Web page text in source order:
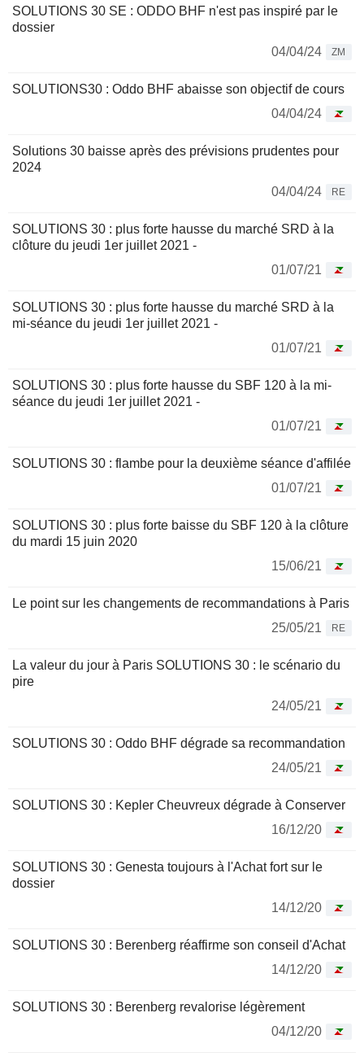
SOLUTIONS 30 SE : ODDO BHF n'est pas inspiré par le
dossier
04/04/24
ZM
SOLUTIONS30 : Oddo BHF abaisse son objectif de cours
04/04/24
Solutions 30 baisse après des prévisions prudentes pour
2024
04/04/24
RE
SOLUTIONS 30 : plus forte hausse du marché SRD à la
clôture du jeudi 1er juillet 2021 -
01/07/21
SOLUTIONS 30 : plus forte hausse du marché SRD à la
mi-séance du jeudi 1er juillet 2021 -
01/07/21
SOLUTIONS 30 : plus forte hausse du SBF 120 à la mi-
séance du jeudi 1er juillet 2021 -
01/07/21
SOLUTIONS 30 : flambe pour la deuxième séance d'affilée
01/07/21
SOLUTIONS 30 : plus forte baisse du SBF 120 à la clôture
du mardi 15 juin 2020
15/06/21
Le point sur les changements de recommandations à Paris
25/05/21
RE
La valeur du jour à Paris SOLUTIONS 30 : le scénario du
pire
24/05/21
SOLUTIONS 30 : Oddo BHF dégrade sa recommandation
24/05/21
SOLUTIONS 30 : Kepler Cheuvreux dégrade à Conserver
16/12/20
SOLUTIONS 30 : Genesta toujours à l'Achat fort sur le
dossier
14/12/20
SOLUTIONS 30 : Berenberg réaffirme son conseil d'Achat
14/12/20
SOLUTIONS 30 : Berenberg revalorise légèrement
04/12/20